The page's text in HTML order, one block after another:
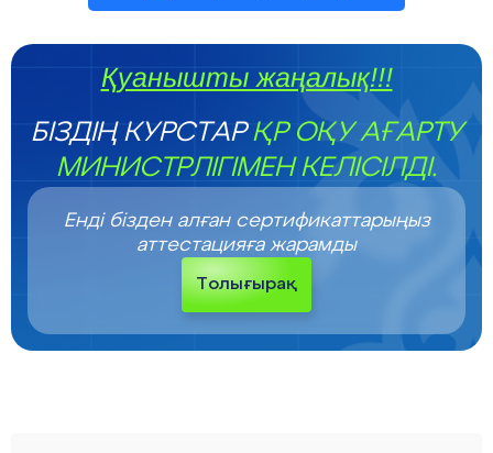
Қуанышты жаңалық!!!
БІЗДІҢ КУРСТАРҚР ОҚУ АҒАРТУ
МИНИСТРЛІГІМЕН КЕЛІСІЛДІ.
Енді бізден алған сертификаттарыңыз
аттестацияға жарамды
Толығырақ